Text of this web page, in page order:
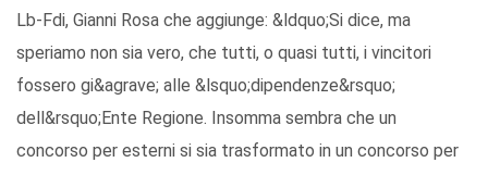
Lb-Fdi, Gianni Rosa che aggiunge: &ldquo;Si dice, ma
speriamo non sia vero, che tutti, o quasi tutti, i vincitori
fossero gi&agrave; alle &lsquo;dipendenze&rsquo;
dell&rsquo;Ente Regione. Insomma sembra che un
concorso per esterni si sia trasformato in un concorso per